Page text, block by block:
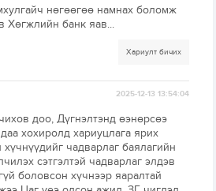
нөгөөгөө намнах боломж
Хөгжлийн банк яав...
Хариулт бичих
2025-12-13 13:54:04
доо, Дүгнэлтэнд өэнөрсөэ
хохиролд хариуцлага ярих
чадварлаг баялагийн
сэтгэлтэй чадварлаг элдэв
боловсон хүчнээр яаралтай